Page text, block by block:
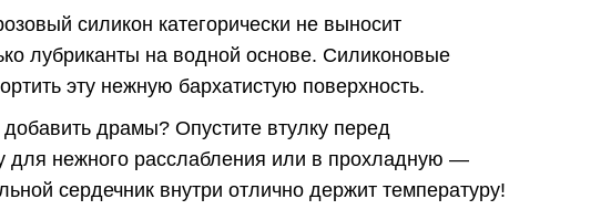
силикон категорически не выносит
лубриканты на водной основе. Силиконовые
эту нежную бархатистую поверхность.
добавить драмы? Опустите втулку перед
для нежного расслабления или в прохладную —
сердечник внутри отлично держит температуру!